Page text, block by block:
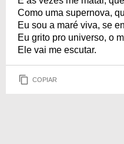
Como uma supernova,
Eu sou a maré viva, se
Eu grito pro universo, o
Ele vai me escutar.
COPIAR